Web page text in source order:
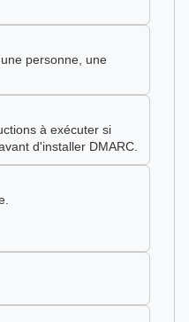
personne, une
à exécuter si
d'installer DMARC.